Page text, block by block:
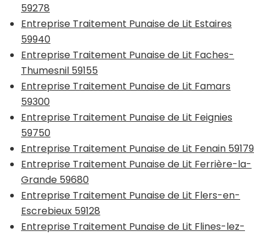
59278
Entreprise Traitement Punaise de Lit Estaires
59940
Entreprise Traitement Punaise de Lit Faches-
Thumesnil 59155
Entreprise Traitement Punaise de Lit Famars
59300
Entreprise Traitement Punaise de Lit Feignies
59750
Entreprise Traitement Punaise de Lit Fenain 59179
Entreprise Traitement Punaise de Lit Ferrière-la-
Grande 59680
Entreprise Traitement Punaise de Lit Flers-en-
Escrebieux 59128
Entreprise Traitement Punaise de Lit Flines-lez-